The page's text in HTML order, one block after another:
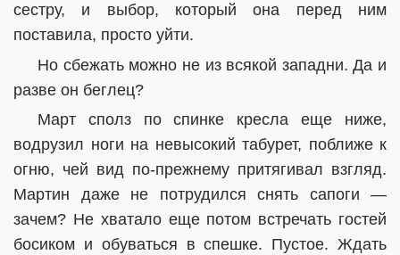
сестру, и выбор, который она перед ним
поставила, просто уйти.
Но сбежать можно не из всякой западни. Да и
разве он беглец?
Март сполз по спинке кресла еще ниже,
водрузил ноги на невысокий табурет, поближе к
огню, чей вид по-прежнему притягивал взгляд.
Мартин даже не потрудился снять сапоги —
зачем? Не хватало еще потом встречать гостей
босиком и обуваться в спешке. Пустое. Ждать